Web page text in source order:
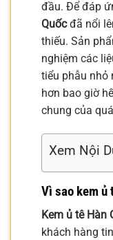
đầu. Để đáp
Quốcđã nổi
thiếu. Sản
nghiệm các
tiểu phẫu nhỏ
hơn bao giờ
chung của
Xem Nội
Vì sao kem ủ
Kem ủ tê Hàn
khách hàng